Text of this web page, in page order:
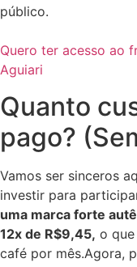
público.
Quero ter acesso ao
Aguiari
Quanto
pago?
Vamos ser sinceros
investir para
uma marca forte
12x de R$9,45, o
café por mês.Agora,